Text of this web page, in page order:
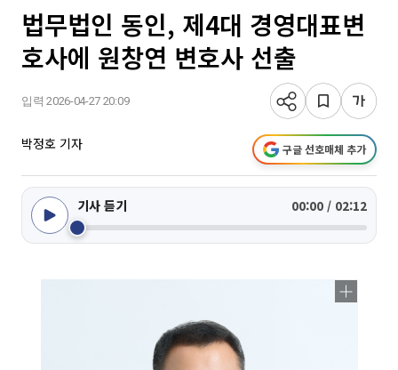
법무법인 동인, 제4대 경영대표변
호사에 원창연 변호사 선출
입력 2026-04-27 20:09
박정호 기자 구글 선호매체 추가
기사 듣기 00:00 / 02:12